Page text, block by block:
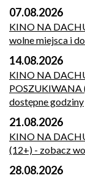
07.08.2026
KINO NA
wolne miejsca i
14.08.2026
KINO NA
POSZUKIWANA
dostępne godziny
21.08.2026
KINO NA
(12+) - zobacz
28.08.2026